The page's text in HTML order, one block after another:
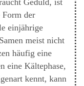
Geduld, ist
Form der
einjährige
meist nicht
häufig eine
eine Kältephase,
kennt, kann